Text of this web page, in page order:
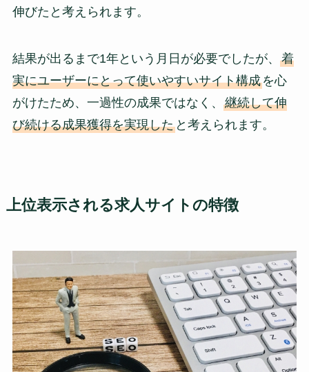
伸びたと考えられます。
結果が出るまで1年という月日が必要でしたが、 着
実にユーザーにとって使いやすいサイト構成を心
がけたため、一過性の成果ではなく、 継続して伸
び続ける成果獲得を実現したと考えられます。
上位表示される求人サイトの特徴